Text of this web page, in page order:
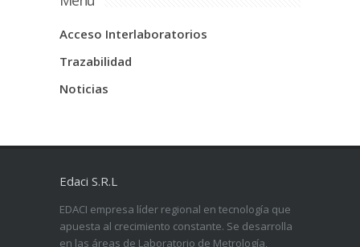
Acceso Interlaboratorios
Trazabilidad
Noticias
Edaci S.R.L
EDACI empresa líder regional en tecnología que
apuesta al crecimiento constante. Se desarrolla
en las áreas de Laboratorio de Metrología,